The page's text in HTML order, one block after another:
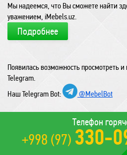
Мы надеемся, что Вы сможете найти
уважением, iMebels.uz.
Подробнее
Появилась возможность просмотреть
Telegram.
Наш Telegram Bot:
@MebelBot
Телефон
+998 (97) 330-